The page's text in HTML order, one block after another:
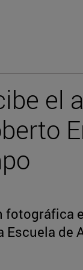
el
de